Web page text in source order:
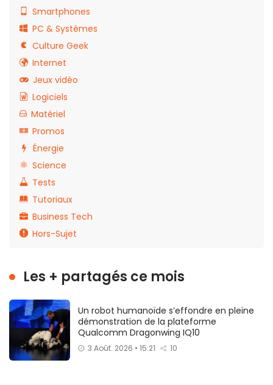
Smartphones
PC & Systèmes
Culture Geek
Internet
Jeux vidéo
Logiciels
Matériel
Promos
Énergie
Science
Tests
Tutoriaux
Business Tech
Hors-Sujet
Les + partagés ce mois
Un robot humanoïde s’effondre en pleine
démonstration de la plateforme
Qualcomm Dragonwing IQ10
3 Août. 2026 • 15:21 10